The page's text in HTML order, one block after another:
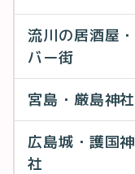
流川の居酒屋・
バー街
宮島・厳島神社
広島城・護国神
社